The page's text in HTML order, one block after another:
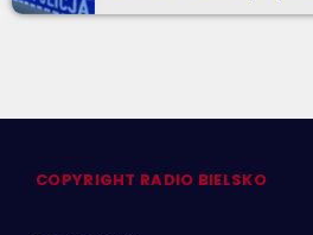
COPYRIGHT RADIO BIELSKO